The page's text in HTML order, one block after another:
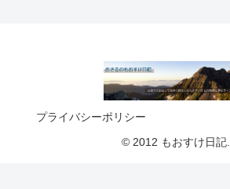
プライバシーポリシー
© 2012 もおすけ日記.